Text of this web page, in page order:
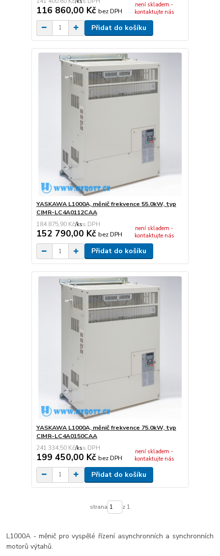
116 860,00 Kč bez DPH
není skladem -
kontaktujte nás
Přidat do košíku
YASKAWA L1000A, měnič frekvence 55.0kW, typ
CIMR-LC4A0112CAA
184 875,90 Kč/ks
152 790,00 Kč bez DPH
není skladem -
kontaktujte nás
Přidat do košíku
YASKAWA L1000A, měnič frekvence 75.0kW, typ
CIMR-LC4A0150CAA
241 334,50 Kč/ks
199 450,00 Kč bez DPH
není skladem -
kontaktujte nás
Přidat do košíku
strana z 1
L1000A - měnič pro vyspělé řízení asynchronních a synchronních
motorů výtahů.